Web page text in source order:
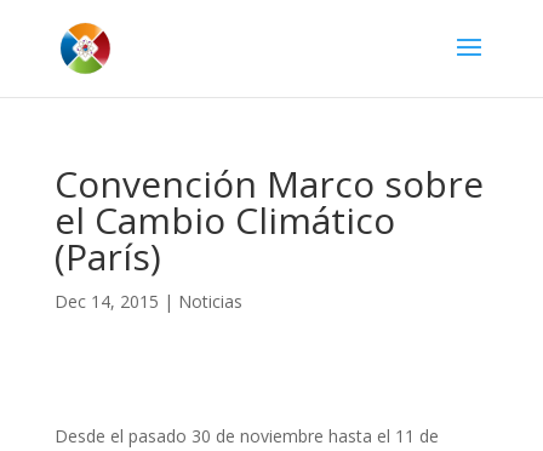
Convención Marco sobre
el Cambio Climático
(París)
Dec 14, 2015 | Noticias
Desde el pasado 30 de noviembre hasta el 11 de